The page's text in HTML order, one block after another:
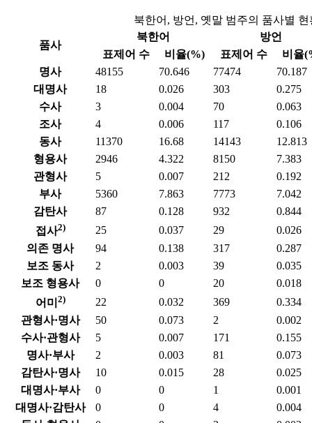
북한어, 방언, 옛말 범주의 품사별 현
품사
북한어
방언
표제어 수
비율(%) 표제어 수
비율
명사
48155 70.646 77474
70.187
대명사
18 0.026 303
0.275
수사
3 0.004 70
0.063
조사
4 0.006 117
0.106
동사
11370 16.68 14143
12.813
형용사
2946 4.322 8150
7.383
관형사
5 0.007 212
0.192
부사
5360 7.863 7773
7.042
감탄사
87 0.128 932
0.844
접사2) 25 0.037 29
0.026
의존 명사
94 0.138 317
0.287
보조 동사
2 0.003 39
0.035
보조 형용사
0 0 20
0.018
어미 2) 22 0.032 369
0.334
관형사·명사
50 0.073 2
0.002
수사·관형사
5 0.007 171
0.155
명사·부사
2 0.003 81
0.073
감탄사·명사
10 0.015 28
0.025
대명사·부사
0 0 1
0.001
대명사·감탄사
0 0 4
0.004